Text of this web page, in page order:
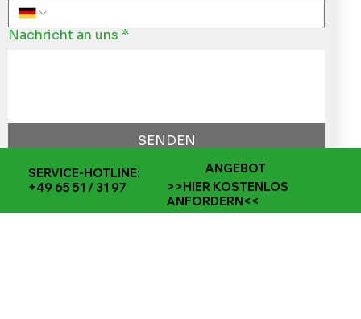
Nachricht an uns *
SENDEN
SERVICE-HOTLINE:
+49 65 51 / 31 97
ANGEBOT
>>HIER KOSTENLOS
ANFORDERN<<